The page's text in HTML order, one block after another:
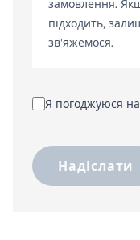
замовлення.
підходить,
зв'яжемося.
Я погоджуюся
Надіслати